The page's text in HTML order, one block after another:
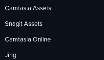
Camtasia Assets
Snagit Assets
Camtasia Online
Jing